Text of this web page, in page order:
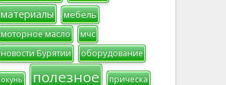
материалы мебель
моторное масло
мчс
новости Бурятии
оборудование
окунь полезное прическа